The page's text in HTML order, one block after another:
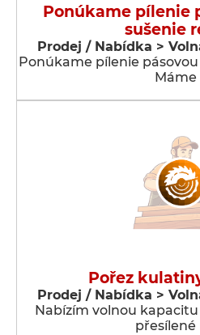
Ponúkame pílenie
sušenie
Prodej / Nabídka >
Ponúkame pílenie
Máme
Pořez
Prodej / Nabídka >
Nabízím volnou
přesílené